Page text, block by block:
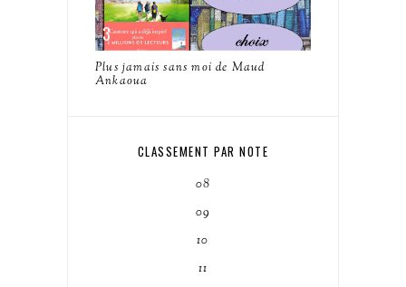
Plus jamais sans moi de Maud
Ankaoua
CLASSEMENT PAR NOTE
08
09
10
11